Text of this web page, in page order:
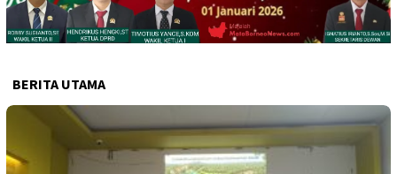
BERITA UTAMA